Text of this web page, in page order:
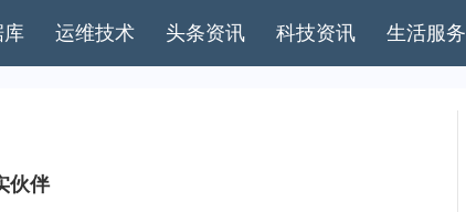
库 运维技术 头条资讯 科技资讯 生活服务
伙伴